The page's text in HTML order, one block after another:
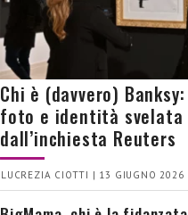
Chi è (davvero)
foto e identità svelata
dall’inchiesta Reuters
LUCREZIA CIOTTI | 13 GIUGNO 2026